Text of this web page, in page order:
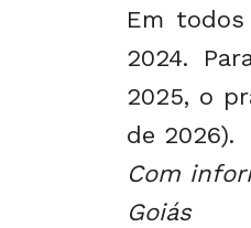
Em
2024.
2025, o
de 2026).
Com
Goiás